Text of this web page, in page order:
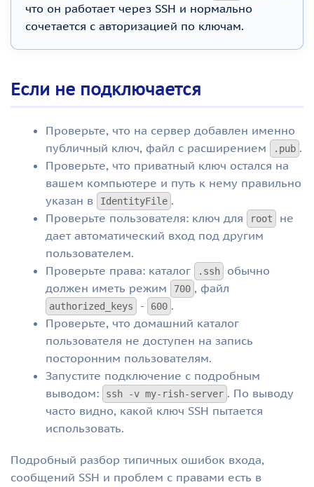
что он работает через SSH и нормально
сочетается с авторизацией по ключам.
Если не подключается
Проверьте, что на сервер добавлен именно
публичный ключ, файл с расширением
.pub .
Проверьте, что приватный ключ остался на
вашем компьютере и путь к нему правильно
указан в
IdentityFile .
Проверьте пользователя: ключ для
root
не
дает автоматический вход под другим
пользователем.
Проверьте права: каталог
.ssh
обычно
должен иметь режим
700 , файл
authorized_keys - 600 .
Проверьте, что домашний каталог
пользователя не доступен на запись
посторонним пользователям.
Запустите подключение с подробным
выводом:
ssh -v my-rish-server . По выводу
часто видно, какой ключ SSH пытается
использовать.
Подробный разбор типичных ошибок входа,
сообщений SSH и проблем с правами есть в